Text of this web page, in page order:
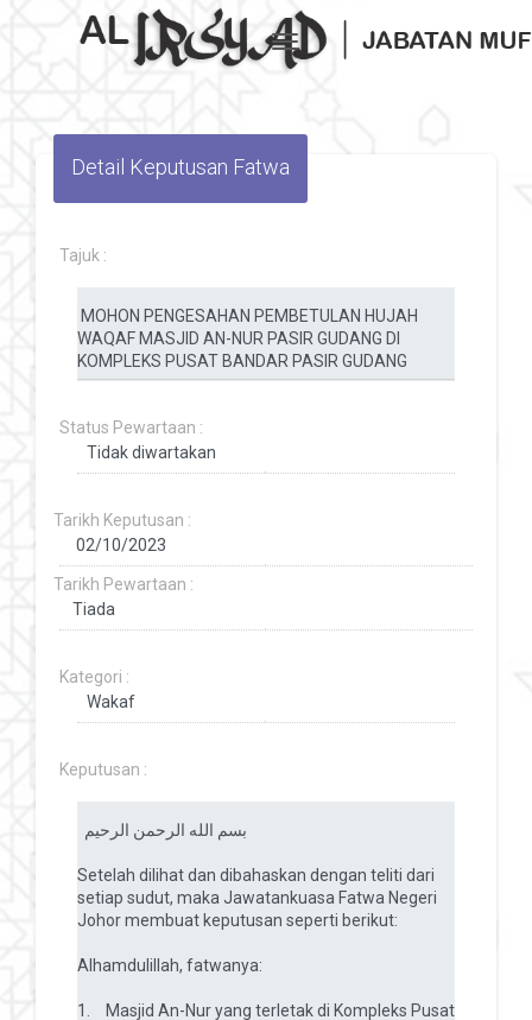
Toggle navigation
Detail Keputusan Fatwa
Tajuk :
Status Pewartaan :
Tarikh Keputusan :
Tarikh Pewartaan :
Kategori :
Keputusan :